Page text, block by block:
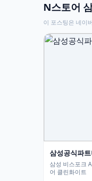
N스토어
이 포스팅은 네이
삼성공식파
삼성 비스포크
어 클린화이트